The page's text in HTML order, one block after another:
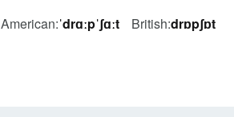
American:ˈdrɑːpˈʃɑːt British:drɒpʃɒt